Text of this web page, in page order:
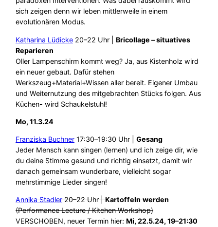
sich zeigen denn wir leben mittlerweile in einem
evolutionären Modus.
Katharina Lüdicke 20–22 Uhr | Bricollage – situatives
Reparieren
Oller Lampenschirm kommt weg? Ja, aus Kistenholz wird
ein neuer gebaut. Dafür stehen
Werkszeug+Material+Wissen aller bereit. Eigener Umbau
und Weiternutzung des mitgebrachten Stücks folgen. Aus
Küchen- wird Schaukelstuhl!
Mo, 11.3.24
Franziska Buchner 17:30–19:30 Uhr | Gesang
Jeder Mensch kann singen (lernen) und ich zeige dir, wie
du deine Stimme gesund und richtig einsetzt, damit wir
danach gemeinsam wunderbare, vielleicht sogar
mehrstimmige Lieder singen!
Annika Stadler20–22 Uhr |Kartoffeln werden
(Performance Lecture / Kitchen Workshop)
VERSCHOBEN, neuer Termin hier: Mi, 22.5.24, 19–21:30